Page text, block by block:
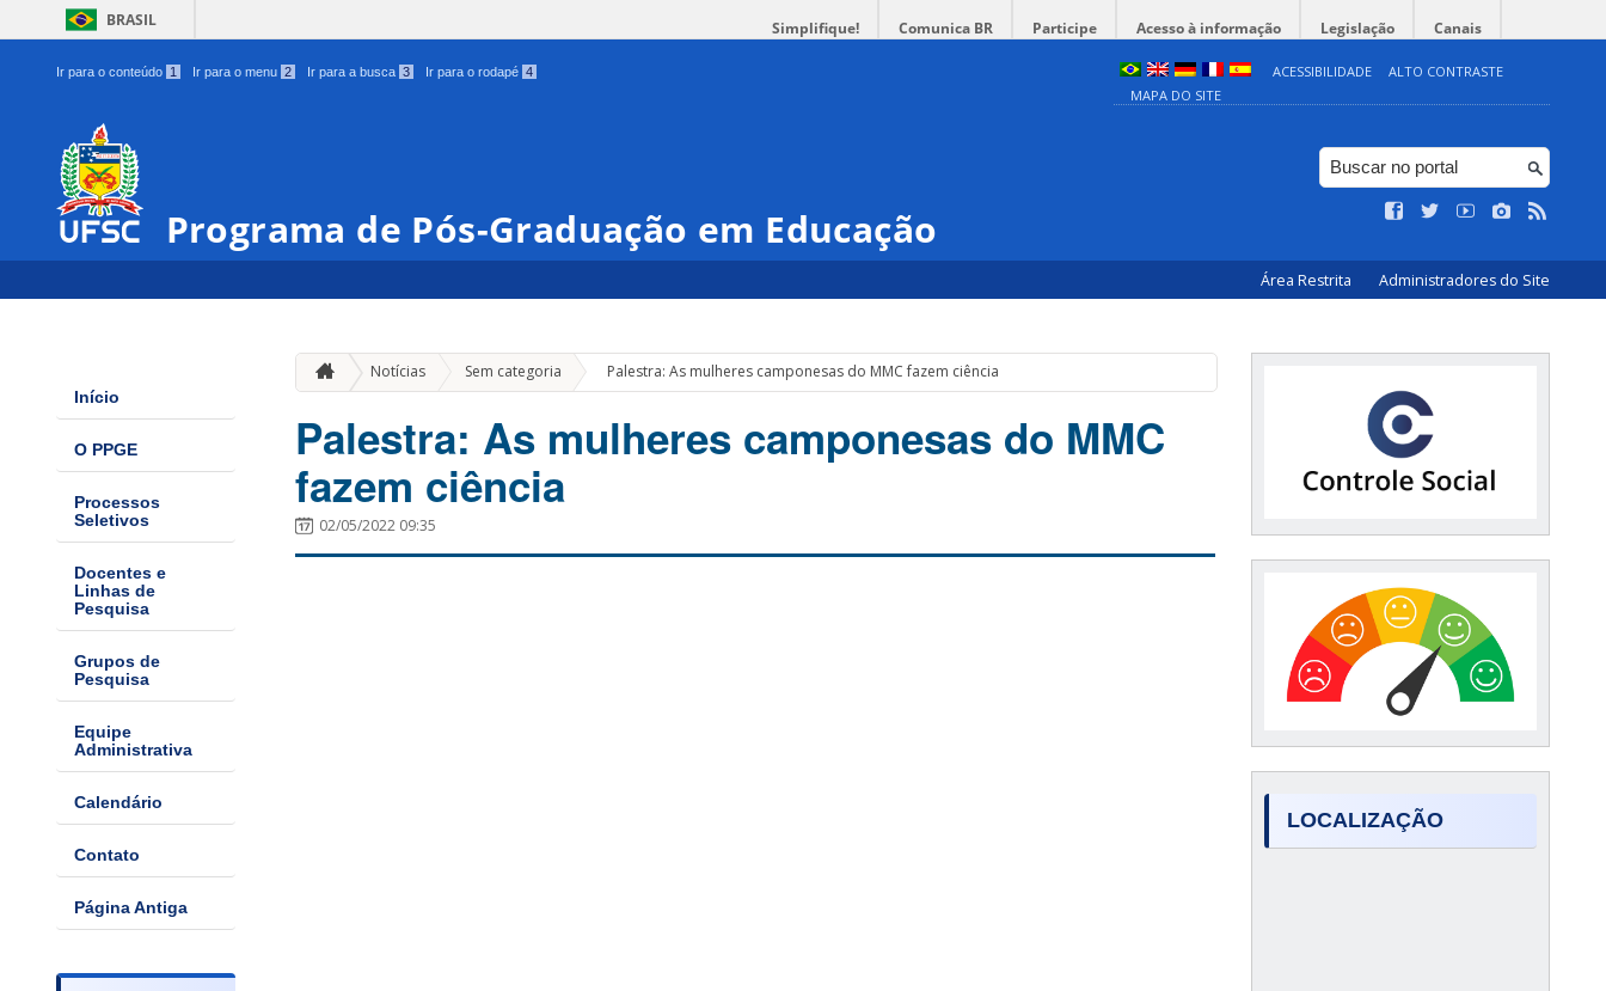
BRASIL Simplifique! Comunica BR Participe Acesso à informação Legislação Canais
Ir para o conteúdo 1 Ir para o menu 2 Ir para a busca 3 Ir para o rodapé 4 ACESSIBILIDADE
ALTO CONTRASTE
MAPA DO SITE
Programa de Pós-Graduação em Educação
Área Restrita Administradores do Site
Início
O PPGE
Processos
Seletivos
Docentes e
Linhas de
Pesquisa
Grupos de
Pesquisa
Equipe
Administrativa
Calendário
Contato
Página Antiga
Notícias Sem categoria » Palestra: As mulheres camponesas do MMC fazem ciência
Palestra: As mulheres camponesas do MMC
fazem ciência
02/05/2022 09:35
LOCALIZAÇÃO